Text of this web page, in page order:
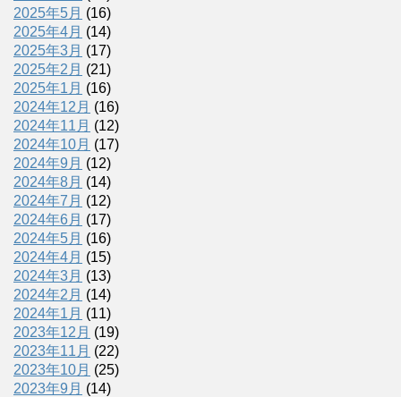
2025年5月 (16)
2025年4月 (14)
2025年3月 (17)
2025年2月 (21)
2025年1月 (16)
2024年12月 (16)
2024年11月 (12)
2024年10月 (17)
2024年9月 (12)
2024年8月 (14)
2024年7月 (12)
2024年6月 (17)
2024年5月 (16)
2024年4月 (15)
2024年3月 (13)
2024年2月 (14)
2024年1月 (11)
2023年12月 (19)
2023年11月 (22)
2023年10月 (25)
2023年9月 (14)